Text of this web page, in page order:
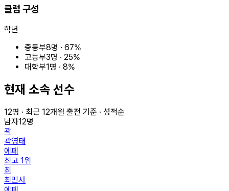
클럽 구성
학년
중등부8명 · 67%
고등부3명 · 25%
대학부1명 · 8%
현재 소속 선수
12명 · 최근 12개월 출전 기준 · 성적순
남자12명
곽
곽영태
에페
최고 1위
최
최민서